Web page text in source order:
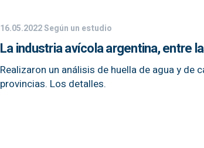
16.05.2022Según un estudio
La industria avícola argentina, entre
Realizaron un análisis de huella de agua y
provincias. Los detalles.